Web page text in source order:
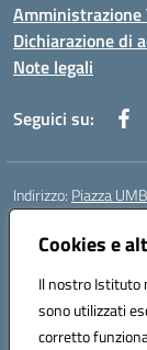
Cookies e
Il nostro Istituto
sono utilizzati
corretto
Amministrazione
Dichiarazione di
Note legali
Seguici su:
Indirizzo: Piazza
Centralino:
Posta elettronica
Codice fiscale:
Codice
Codice Indice delle